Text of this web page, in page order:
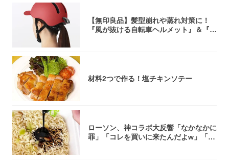
【無印良品】髪型崩れや蒸れ対策に！
『風が抜ける自転車ヘルメット』＆『2
材料2つで作る！塩チキンソテー
ローソン、神コラボ大反響「なかなかに
罪」「コレを買いに来たんだよw」「３